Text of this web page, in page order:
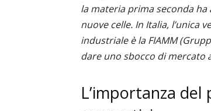
la materia prima seconda
nuove celle. In Italia, l’unica
industriale è la FIAMM
dare uno sbocco di mercato
L’importanza